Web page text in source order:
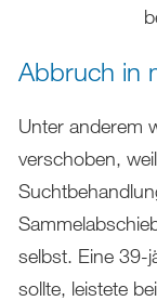
Abbruch in
Unter anderem
verschoben,
selbst. Eine 39-
sollte, leistete